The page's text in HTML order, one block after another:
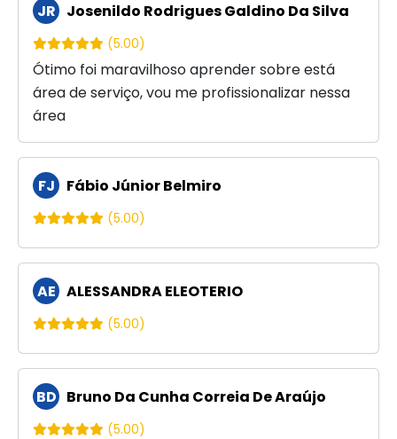
JR Josenildo Rodrigues Galdino Da Silva
(5.00)
Ótimo foi maravilhoso aprender sobre está
área de serviço, vou me profissionalizar nessa
área
FJ Fábio Júnior Belmiro
(5.00)
AE ALESSANDRA ELEOTERIO
(5.00)
BD Bruno Da Cunha Correia De Araújo
(5.00)